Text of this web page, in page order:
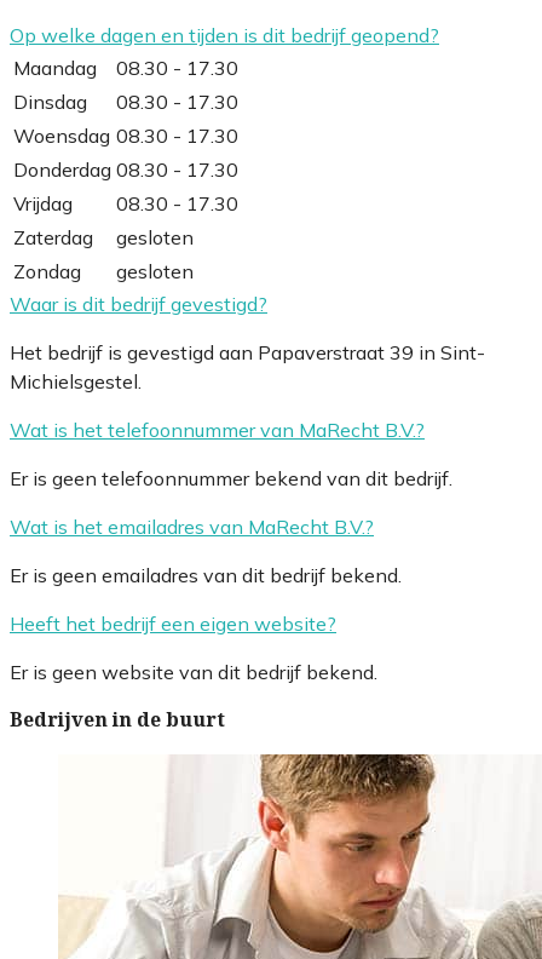
Op welke dagen en tijden is dit bedrijf geopend?
Maandag
08.30 - 17.30
Dinsdag
08.30 - 17.30
Woensdag 08.30 - 17.30
Donderdag 08.30 - 17.30
Vrijdag
08.30 - 17.30
Zaterdag
gesloten
Zondag
gesloten
Waar is dit bedrijf gevestigd?
Het bedrijf is gevestigd aan Papaverstraat 39 in Sint-
Michielsgestel.
Wat is het telefoonnummer van MaRecht B.V.?
Er is geen telefoonnummer bekend van dit bedrijf.
Wat is het emailadres van MaRecht B.V.?
Er is geen emailadres van dit bedrijf bekend.
Heeft het bedrijf een eigen website?
Er is geen website van dit bedrijf bekend.
Bedrijven in de buurt